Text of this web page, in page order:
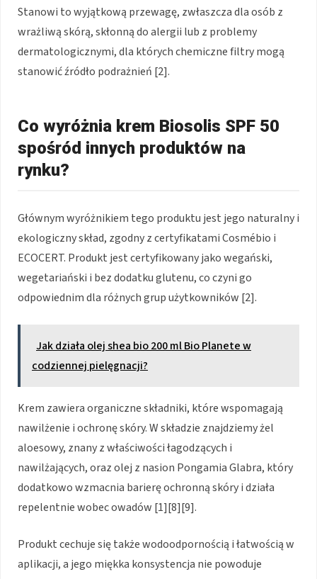
Stanowi to wyjątkową przewagę, zwłaszcza dla osób z
wrażliwą skórą, skłonną do alergii lub z problemy
dermatologicznymi, dla których chemiczne filtry mogą
stanowić źródło podrażnień [2].
Co wyróżnia krem Biosolis SPF 50
spośród innych produktów na
rynku?
Głównym wyróżnikiem tego produktu jest jego naturalny i
ekologiczny skład, zgodny z certyfikatami Cosmébio i
ECOCERT. Produkt jest certyfikowany jako wegański,
wegetariański i bez dodatku glutenu, co czyni go
odpowiednim dla różnych grup użytkowników [2].
Jak działa olej shea bio 200 ml Bio Planete w
codziennej pielęgnacji?
Krem zawiera organiczne składniki, które wspomagają
nawilżenie i ochronę skóry. W składzie znajdziemy żel
aloesowy, znany z właściwości łagodzących i
nawilżających, oraz olej z nasion Pongamia Glabra, który
dodatkowo wzmacnia barierę ochronną skóry i działa
repelentnie wobec owadów [1][8][9].
Produkt cechuje się także wodoodpornością i łatwością w
aplikacji, a jego miękka konsystencja nie powoduje